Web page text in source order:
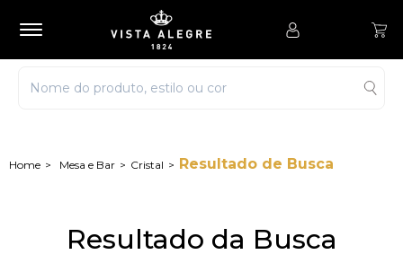
Mesa e Bar Cristal Resultado de Busca
Resultado da Busca